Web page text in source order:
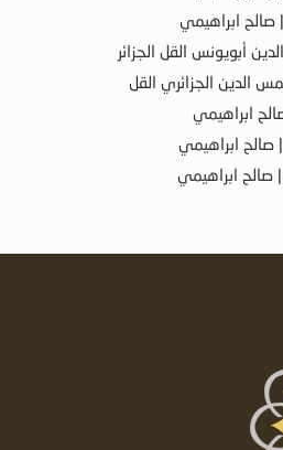
ابراهيمي
أبويونس القل الجزائر
الدين الجزائري القل
ابراهيمي
صالح ابراهيمي
صالح ابراهيمي